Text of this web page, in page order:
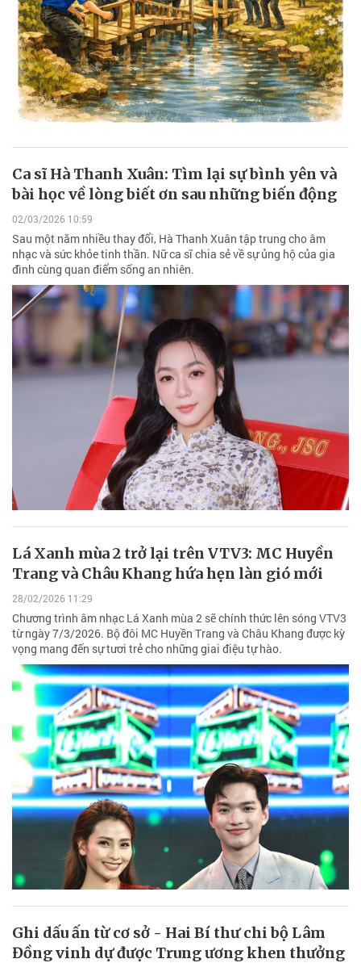
Ca sĩ Hà Thanh Xuân: Tìm lại sự bình yên và
bài học về lòng biết ơn sau những biến động
02/03/2026 10:59
Sau một năm nhiều thay đổi, Hà Thanh Xuân tập trung cho âm
nhạc và sức khỏe tinh thần. Nữ ca sĩ chia sẻ về sự ủng hộ của gia
đình cùng quan điểm sống an nhiên.
Lá Xanh mùa 2 trở lại trên VTV3: MC Huyền
Trang và Châu Khang hứa hẹn làn gió mới
28/02/2026 11:29
Chương trình âm nhạc Lá Xanh mùa 2 sẽ chính thức lên sóng VTV3
từ ngày 7/3/2026. Bộ đôi MC Huyền Trang và Châu Khang được kỳ
vọng mang đến sự tươi trẻ cho những giai điệu tự hào.
Ghi dấu ấn từ cơ sở - Hai Bí thư chi bộ Lâm
Đồng vinh dự được Trung ương khen thưởng